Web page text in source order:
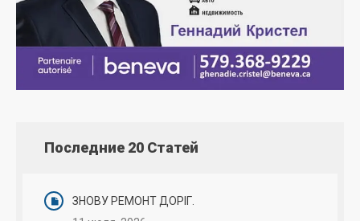
Последние 20 Статей
ЗНОВУ РЕМОНТ ДОРІГ.